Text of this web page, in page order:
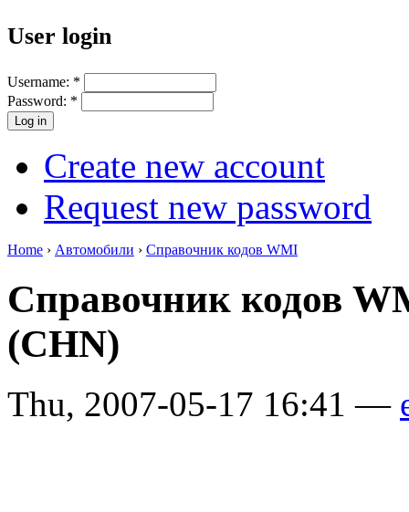
User login
Username: *
Password: *
Create new account
Request new password
Home › Автомобили › Справочник кодов WMI
Справочник кодов
(CHN)
Thu, 2007-05-17 16:41 —